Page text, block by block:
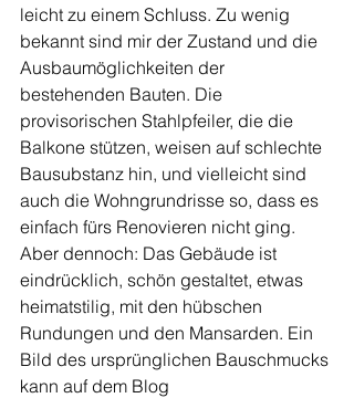
leicht zu einem Schluss. Zu wenig
bekannt sind mir der Zustand und die
Ausbaumöglichkeiten der
bestehenden Bauten. Die
provisorischen Stahlpfeiler, die die
Balkone stützen, weisen auf schlechte
Bausubstanz hin, und vielleicht sind
auch die Wohngrundrisse so, dass es
einfach fürs Renovieren nicht ging.
Aber dennoch: Das Gebäude ist
eindrücklich, schön gestaltet, etwas
heimatstilig, mit den hübschen
Rundungen und den Mansarden. Ein
Bild des ursprünglichen Bauschmucks
kann auf dem Blog